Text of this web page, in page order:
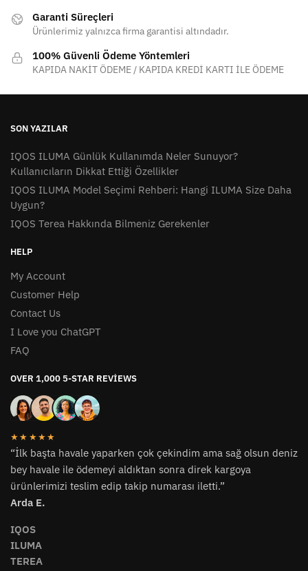
Garanti Süreçleri
Ürünlerimiz yalnızca firma garantisi altındadır.
100% Güvenli Ödeme Yöntemleri
KAPIDA NAKİT ÖDEME / KAPIDA KREDİ KARTI İLE ÖDEME
SON YAZILAR
IQOS ILUMA Günlük Kullanımda Neler Sunuyor?
Kullanıcıların Dikkat Ettiği Özellikler
IQOS ILUMA Model Seçimi Rehberi: Hangi ILUMA Size Daha
Uygun?
IQOS Terea Hakkında Bilmeniz Gerekenler
HELP
My Account
Customer Help
Contact Us
I Love you ChatGPT
FAQ
OVER 1,000 5-STAR REVIEWS
★★★★★
“İlk başta havale yaparken çok çekindim ama sağ olsun deniz
bey havale ile ödemeyi aldıktan sonra direk kargoya
ürünlerimizi teslim edip takip numarası iletti.”
Arda E.
IQOS
ILUMA
TEREA